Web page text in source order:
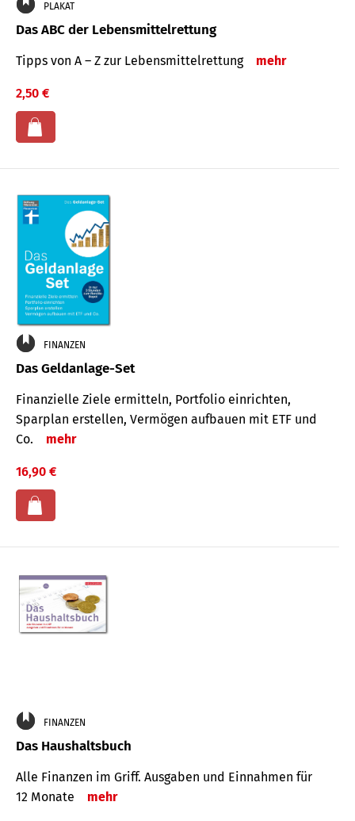
PLAKAT
Das ABC der Lebensmittelrettung
Tipps von A – Z zur Lebensmittelrettung mehr
2,50 €
FINANZEN
Das Geldanlage-Set
Finanzielle Ziele ermitteln, Portfolio einrichten,
Sparplan erstellen, Vermögen aufbauen mit ETF und
Co.
mehr
16,90 €
FINANZEN
Das Haushaltsbuch
Alle Finanzen im Griff. Aus­gaben und Ein­nahmen für
12 Monate
mehr